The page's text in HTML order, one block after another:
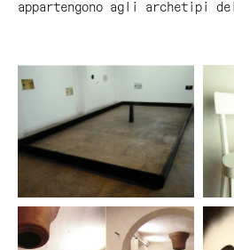
appartengono agli archetipi